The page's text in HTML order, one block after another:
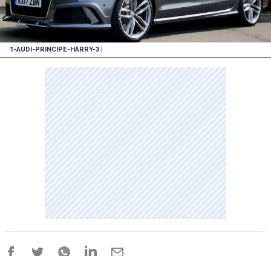
1-AUDI-PRINCIPE-HARRY-3